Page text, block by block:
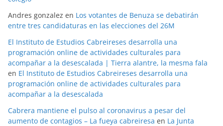
Andres gonzalez en Los votantes de Benuza se debatirán
entre tres candidaturas en las elecciones del 26M
El Instituto de Estudios Cabreireses desarrolla una
programación online de actividades culturales para
acompañar a la desescalada | Tierra alantre, la mesma fala
en El Instituto de Estudios Cabreireses desarrolla una
programación online de actividades culturales para
acompañar a la desescalada
Cabrera mantiene el pulso al coronavirus a pesar del
aumento de contagios – La fueya cabreiresa en La Junta